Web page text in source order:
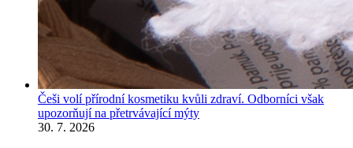
Češi volí přírodní kosmetiku kvůli zdraví. Odborníci však
upozorňují na přetrvávající mýty
30. 7. 2026